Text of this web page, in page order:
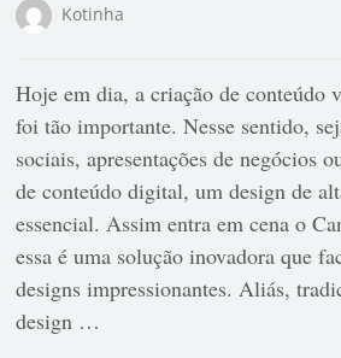
Kotinha
Hoje em dia, a criação de conteúdo
foi tão importante. Nesse sentido,
sociais, apresentações de negócios
de conteúdo digital, um design de
essencial. Assim entra em cena o
essa é uma solução inovadora que
designs impressionantes. Aliás,
design …